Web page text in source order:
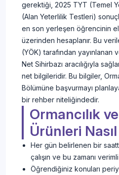
gerektiği, 2025 TYT (Temel
(Alan Yeterlilik Testleri)
en son yerleşen öğrencinin
üzerinden hesaplanır. Bu
(YÖK) tarafından yayınlanan
Net Sihirbazı aracılığıyla
net bilgileridir. Bu bilgiler,
Bölümüne başvurmayı
bir rehber niteliğindedir.
Ormancılık
Ürünleri Nasıl
Her gün belirlenen bir
çalışın ve bu zamanı
Öğrendiğiniz konuları